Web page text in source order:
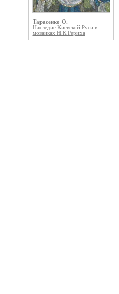
Тарасенко О.
Наследие Киевской Руси в
мозаиках Н.К.Рериха